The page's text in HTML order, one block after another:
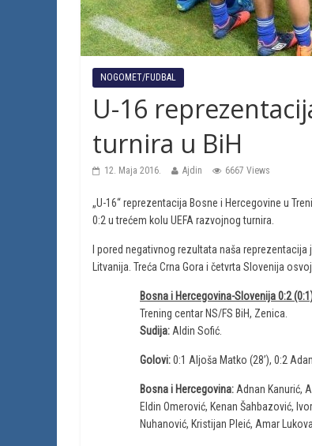
NOGOMET/FUDBAL
U-16
turnira u BiH
12. Maja 2016. Ajdin 6667 Views
„U-16“ reprezentacija Bosne i Hercegovine u
0:2 u trećem kolu UEFA razvojnog turnira.
I pored negativnog rezultata naša reprezentacija
Litvanija. Treća Crna Gora i četvrta Slovenija
Bosna i Hercegovina-Slovenija 0:2
Trening centar NS/FS BiH, Zenica.
Sudija: Aldin Sofić.
Golovi:0:1 Aljoša Matko (28’), 0:2
Bosna i Hercegovina: Adnan Kanurić,
Eldin Omerović, Kenan Šahbazović,
Nuhanović, Kristijan Pleić, Amar